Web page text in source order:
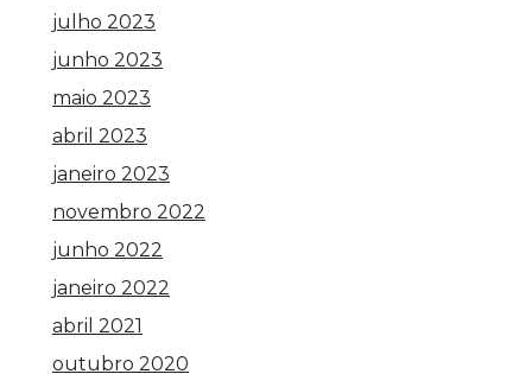
julho 2023
junho 2023
maio 2023
abril 2023
janeiro 2023
novembro 2022
junho 2022
janeiro 2022
abril 2021
outubro 2020